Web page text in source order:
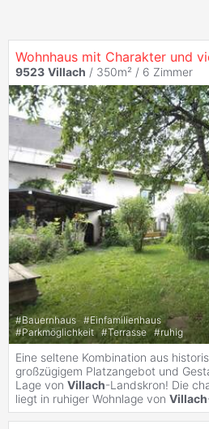
Wohnhaus mit Charakter und
9523 Villach / 350m² / 6 Zimmer
#Bauernhaus #Einfamilienhaus
#Parkmöglichkeit #Terrasse #ruhig
Eine seltene Kombination aus
großzügigem Platzangebot und
Lage von Villach-Landskron! Die
liegt in ruhiger Wohnlage von Villach